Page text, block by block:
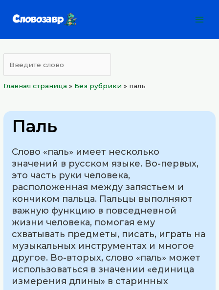
Главная страница » Без рубрики » паль
Паль
Слово «паль» имеет несколько
значений в русском языке. Во-первых,
это часть руки человека,
расположенная между запястьем и
кончиком пальца. Пальцы выполняют
важную функцию в повседневной
жизни человека, помогая ему
схватывать предметы, писать, играть на
музыкальных инструментах и многое
другое. Во-вторых, слово «паль» может
использоваться в значении «единица
измерения длины» в старинных